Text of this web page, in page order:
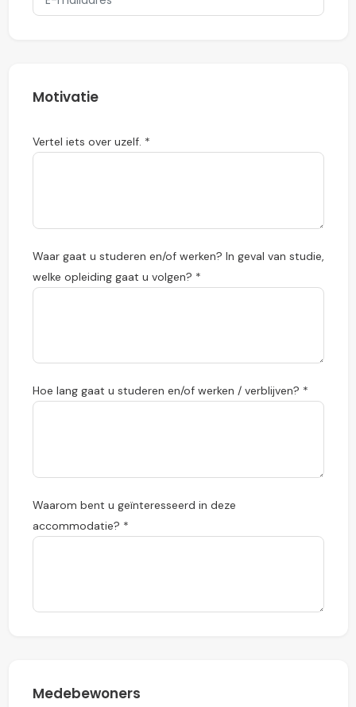
Motivatie
Vertel iets over uzelf. *
Waar gaat u studeren en/of werken? In geval van studie,
welke opleiding gaat u volgen? *
Hoe lang gaat u studeren en/of werken / verblijven? *
Waarom bent u geïnteresseerd in deze
accommodatie? *
Medebewoners